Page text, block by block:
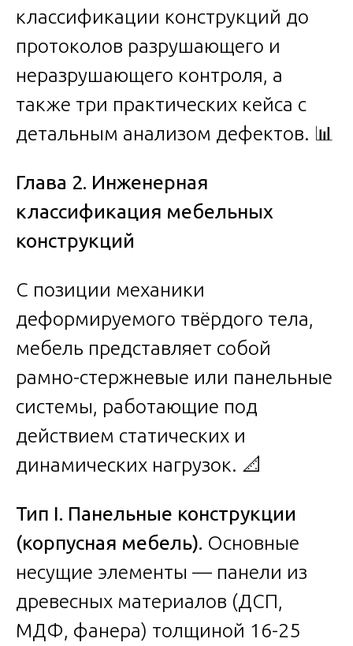
классификации конструкций до
протоколов разрушающего и
неразрушающего контроля, а
также три практических кейса с
детальным анализом дефектов. 📊
Глава 2. Инженерная
классификация мебельных
конструкций
С позиции механики
деформируемого твёрдого тела,
мебель представляет собой
рамно-стержневые или панельные
системы, работающие под
действием статических и
динамических нагрузок. 📐
Тип I. Панельные конструкции
(корпусная мебель). Основные
несущие элементы — панели из
древесных материалов (ДСП,
МДФ, фанера) толщиной 16-25